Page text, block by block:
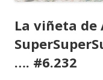
La viñeta de
…. #6.232